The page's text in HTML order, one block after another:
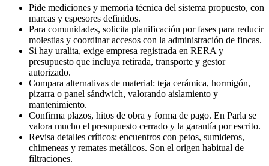
Pide mediciones y memoria técnica del sistema propuesto, con
marcas y espesores definidos.
Para comunidades, solicita planificación por fases para reducir
molestias y coordinar accesos con la administración de fincas.
Si hay uralita, exige empresa registrada en RERA y
presupuesto que incluya retirada, transporte y gestor
autorizado.
Compara alternativas de material: teja cerámica, hormigón,
pizarra o panel sándwich, valorando aislamiento y
mantenimiento.
Confirma plazos, hitos de obra y forma de pago. En Parla se
valora mucho el presupuesto cerrado y la garantía por escrito.
Revisa detalles críticos: encuentros con petos, sumideros,
chimeneas y remates metálicos. Son el origen habitual de
filtraciones.